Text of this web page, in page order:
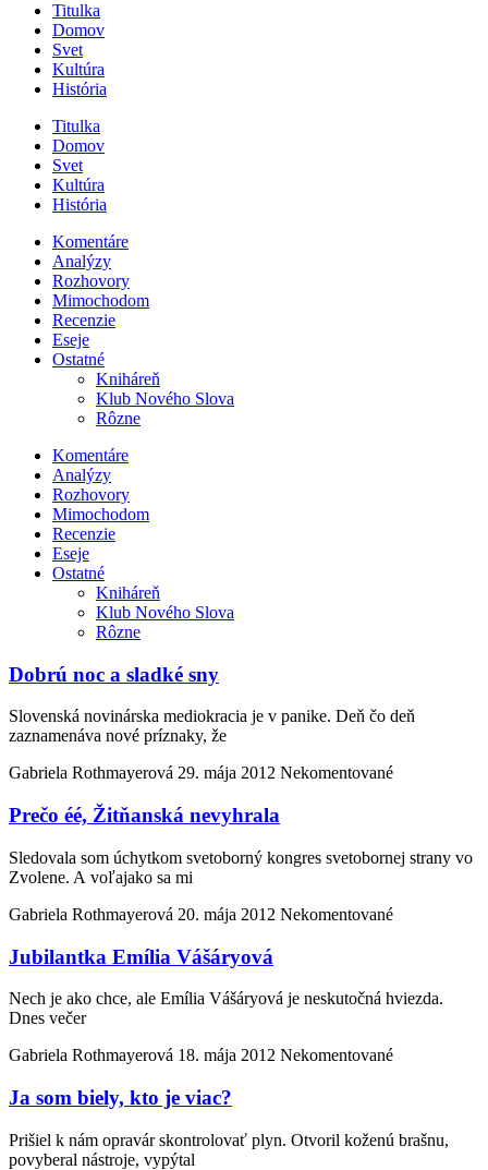
Titulka
Domov
Svet
Kultúra
História
Titulka
Domov
Svet
Kultúra
História
Komentáre
Analýzy
Rozhovory
Mimochodom
Recenzie
Eseje
Ostatné
Kniháreň
Klub Nového Slova
Rôzne
Komentáre
Analýzy
Rozhovory
Mimochodom
Recenzie
Eseje
Ostatné
Kniháreň
Klub Nového Slova
Rôzne
Dobrú noc a sladké sny
Slovenská novinárska mediokracia je v panike. Deň čo deň
zaznamenáva nové príznaky, že
Gabriela Rothmayerová 29. mája 2012 Nekomentované
Prečo éé, Žitňanská nevyhrala
Sledovala som úchytkom svetoborný kongres svetobornej strany vo
Zvolene. A voľajako sa mi
Gabriela Rothmayerová 20. mája 2012 Nekomentované
Jubilantka Emília Vášáryová
Nech je ako chce, ale Emília Vášáryová je neskutočná hviezda.
Dnes večer
Gabriela Rothmayerová 18. mája 2012 Nekomentované
Ja som biely, kto je viac?
Prišiel k nám opravár skontrolovať plyn. Otvoril koženú brašnu,
povyberal nástroje, vypýtal